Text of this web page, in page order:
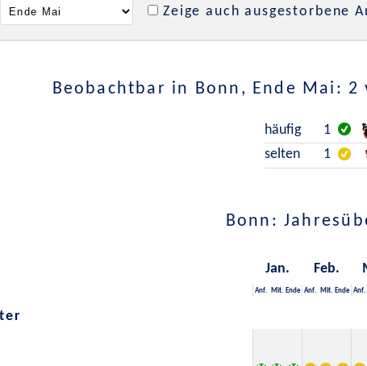
Zeige auch ausgestorbene
Beobachtbar in Bonn, Ende Mai:
häufig
1
selten
1
Bonn:
Jan. Feb.
Anf. Mit. Ende Anf. Mit. Ende Anf.